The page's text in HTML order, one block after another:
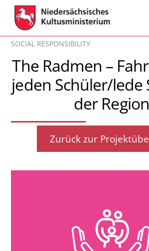
Skip
content
SOCIAL RESPONSIBILITY
The Radmen –
jeden Schüler/lede
der Region
Zurück zur